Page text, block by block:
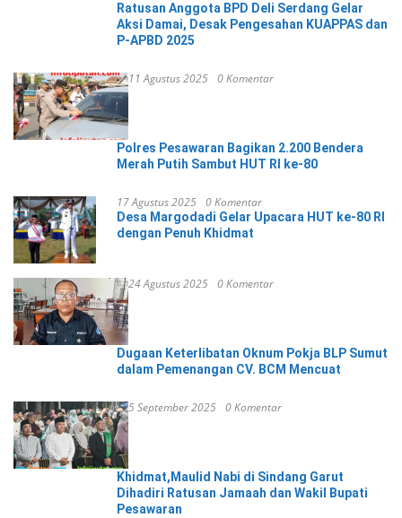
Ratusan Anggota BPD Deli Serdang Gelar
Aksi Damai, Desak Pengesahan KUAPPAS dan
P-APBD 2025
11 Agustus 2025 0 Komentar
Polres Pesawaran Bagikan 2.200 Bendera
Merah Putih Sambut HUT RI ke-80
17 Agustus 2025 0 Komentar
Desa Margodadi Gelar Upacara HUT ke-80 RI
dengan Penuh Khidmat
24 Agustus 2025 0 Komentar
Dugaan Keterlibatan Oknum Pokja BLP Sumut
dalam Pemenangan CV. BCM Mencuat
5 September 2025 0 Komentar
Khidmat,Maulid Nabi di Sindang Garut
Dihadiri Ratusan Jamaah dan Wakil Bupati
Pesawaran